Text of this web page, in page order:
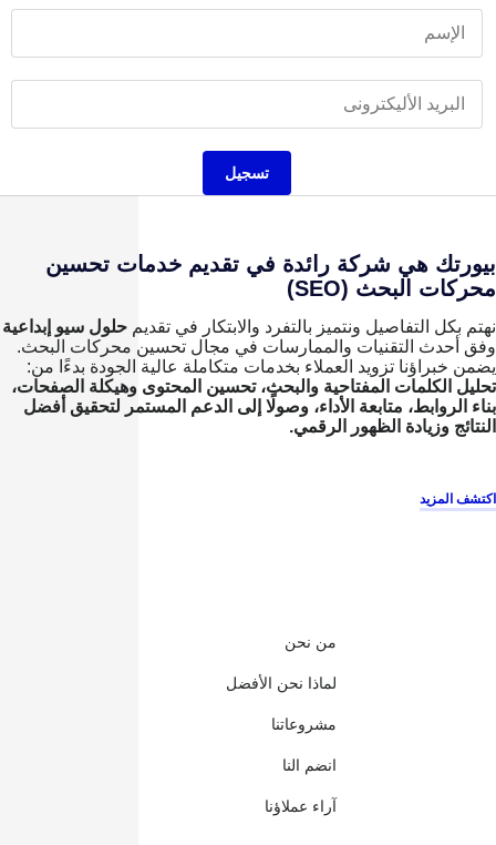
تسجيل
بيورتك هي شركة رائدة في تقديم خدمات تحسين
محركات البحث (SEO)
نهتم بكل التفاصيل ونتميز بالتفرد والابتكار في تقديم حلول سيو إبداعية
وفق أحدث التقنيات والممارسات في مجال تحسين محركات البحث.
يضمن خبراؤنا تزويد العملاء بخدمات متكاملة عالية الجودة بدءًا من:
تحليل الكلمات المفتاحية والبحث، تحسين المحتوى وهيكلة الصفحات،
بناء الروابط، متابعة الأداء، وصولًا إلى الدعم المستمر لتحقيق أفضل
النتائج وزيادة الظهور الرقمي.
اكتشف المزيد
من نحن
لماذا نحن الأفضل
مشروعاتنا
انضم النا
آراء عملاؤنا